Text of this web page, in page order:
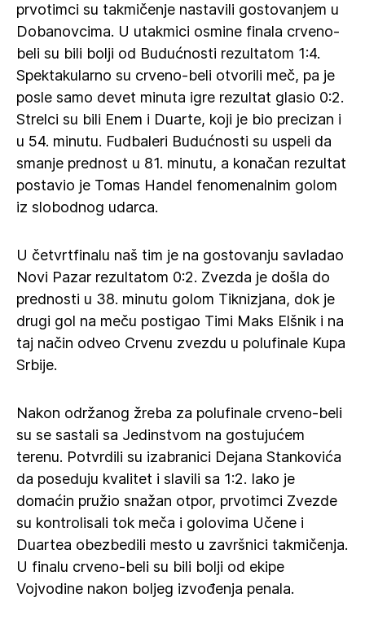
prvotimci su takmičenje nastavili gostovanjem u
Dobanovcima. U utakmici osmine finala crveno-
beli su bili bolji od Budućnosti rezultatom 1:4.
Spektakularno su crveno-beli otvorili meč, pa je
posle samo devet minuta igre rezultat glasio 0:2.
Strelci su bili Enem i Duarte, koji je bio precizan i
u 54. minutu. Fudbaleri Budućnosti su uspeli da
smanje prednost u 81. minutu, a konačan rezultat
postavio je Tomas Handel fenomenalnim golom
iz slobodnog udarca.
U četvrtfinalu naš tim je na gostovanju savladao
Novi Pazar rezultatom 0:2. Zvezda je došla do
prednosti u 38. minutu golom Tiknizjana, dok je
drugi gol na meču postigao Timi Maks Elšnik i na
taj način odveo Crvenu zvezdu u polufinale Kupa
Srbije.
Nakon održanog žreba za polufinale crveno-beli
su se sastali sa Jedinstvom na gostujućem
terenu. Potvrdili su izabranici Dejana Stankovića
da poseduju kvalitet i slavili sa 1:2. Iako je
domaćin pružio snažan otpor, prvotimci Zvezde
su kontrolisali tok meča i golovima Učene i
Duartea obezbedili mesto u završnici takmičenja.
U finalu crveno-beli su bili bolji od ekipe
Vojvodine nakon boljeg izvođenja penala.